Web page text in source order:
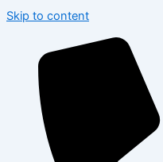
Skip to content